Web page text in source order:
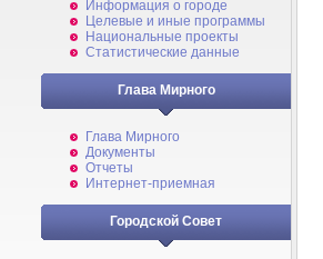
Информация о городе
Целевые и иные программы
Национальные проекты
Статистические данные
Глава Мирного
Глава Мирного
Документы
Отчеты
Интернет-приемная
Городской Совет